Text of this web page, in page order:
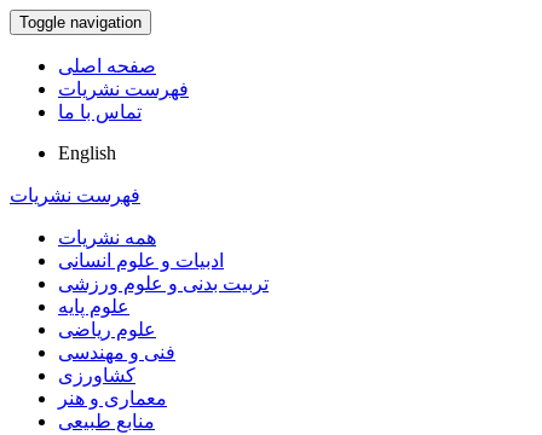
Toggle navigation
صفحه اصلی
فهرست نشریات
تماس با ما
English
فهرست نشریات
همه نشریات
ادبیات و علوم انسانی
تربیت بدنی و علوم ورزشی
علوم پایه
علوم ریاضی
فنی و مهندسی
کشاورزی
معماری و هنر
منابع طبیعی